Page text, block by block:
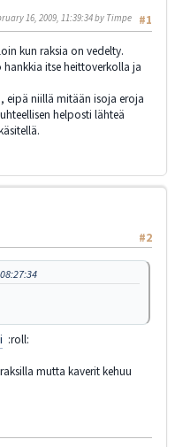
#1
16, 2009, 11:39:34 by Timpe
kun raksia on vedelty.
itse heittoverkolla ja
eipä niillä mitään isoja eroja
helposti lähteä
#2
:roll:
mutta kaverit kehuu